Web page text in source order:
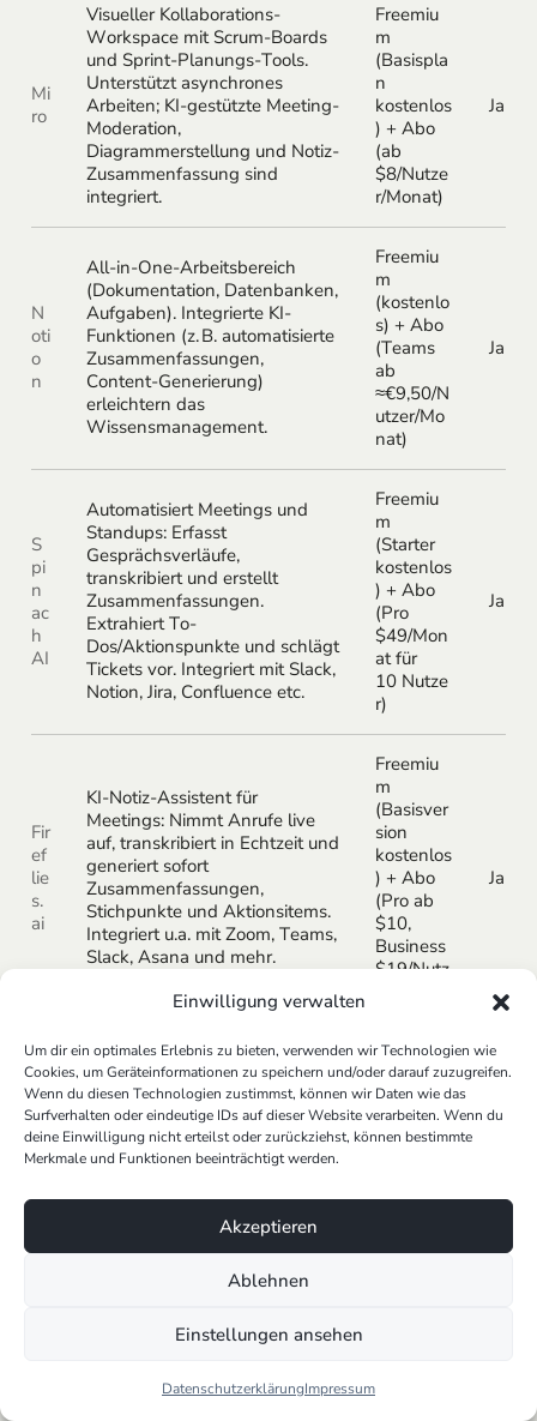
Einwilligung verwalten
Um dir ein optimales Erlebnis zu bieten, verwenden wir Technologien wie
Cookies, um Geräteinformationen zu speichern und/oder darauf zuzugreifen.
Wenn du diesen Technologien zustimmst, können wir Daten wie das
Surfverhalten oder eindeutige IDs auf dieser Website verarbeiten. Wenn du
deine Einwilligung nicht erteilst oder zurückziehst, können bestimmte
Merkmale und Funktionen beeinträchtigt werden.
Akzeptieren
Ablehnen
Einstellungen ansehen
DatenschutzerklärungImpressum
Mi
ro
Visueller Kollaborations-
Workspace mit Scrum-Boards
und Sprint-Planungs-Tools.
Unterstützt asynchrones
Arbeiten; KI-gestützte Meeting-
Moderation,
Diagrammerstellung und Notiz-
Zusammenfassung sind
integriert.
Freemiu
m
(Basispla
n
kostenlos
) + Abo
(ab
$8/Nutze
r/Monat)
Ja
N
oti
o
n
All-in-One-Arbeitsbereich
(Dokumentation, Datenbanken,
Aufgaben). Integrierte KI-
Funktionen (z. B. automatisierte
Zusammenfassungen,
Content-Generierung)
erleichtern das
Wissensmanagement.
Freemiu
m
(kostenlo
s) + Abo
(Teams
ab
≈€9,50/N
utzer/Mo
nat)
Ja
S
pi
n
ac
h
AI
Automatisiert Meetings und
Standups: Erfasst
Gesprächsverläufe,
transkribiert und erstellt
Zusammenfassungen.
Extrahiert To-
Dos/Aktionspunkte und schlägt
Tickets vor. Integriert mit Slack,
Notion, Jira, Confluence etc.
Freemiu
m
(Starter
kostenlos
) + Abo
(Pro
$49/Mon
at für
10 Nutze
r)
Ja
Fir
ef
lie
s.
ai
KI-Notiz-Assistent für
Meetings: Nimmt Anrufe live
auf, transkribiert in Echtzeit und
generiert sofort
Zusammenfassungen,
Stichpunkte und Aktionsitems.
Integriert u.a. mit Zoom, Teams,
Slack, Asana und mehr.
Freemiu
m
(Basisver
sion
kostenlos
) + Abo
(Pro ab
$10,
Business
$19/Nutz
Ja
Wie KI-Assistenten die Arbeit von
Scrum Mastern revolutionieren
Automatisierte Sprint-Planung und
Retrospektiven
anschließenden Retrospektiven sind essenzielle, aber
Projektmanagement. Hier setzen unsere individuell
Smart KI-Automation
Workflow von Scrum Mastern nachhaltig optimieren.
Durch den Einsatz dieser KI-Assistenten können